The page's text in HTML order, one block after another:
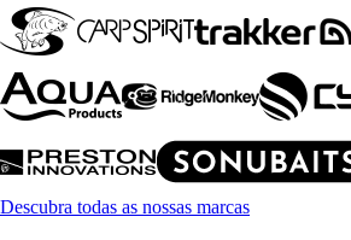
Descubra todas as nossas marcas